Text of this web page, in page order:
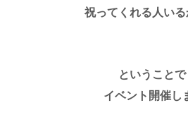
祝ってくれる人い
ということで
イベント開催し